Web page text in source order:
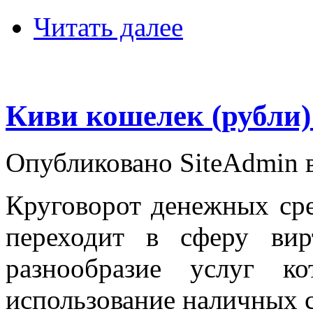
Читать далее
Киви кошелек
Опубликовано SiteAdmin
Круговорот денежных
переходит в сферу
разнообразие услуг
использование наличных